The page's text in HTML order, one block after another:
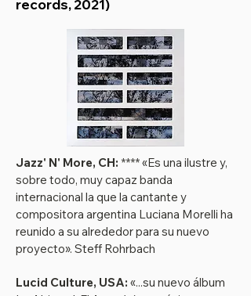
records, 2021)
Jazz' N' More, CH: **** «Es una ilustre y,
sobre todo, muy capaz banda
internacional la que la cantante y
compositora argentina Luciana Morelli ha
reunido a su alrededor para su nuevo
proyecto». Steff Rohrbach
Lucid Culture, USA: «...su nuevo álbum